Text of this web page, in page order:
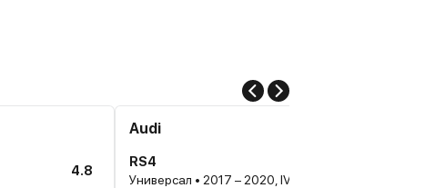
4.8
Audi
RS4
Универсал • 2017 – 2020, IV (B9)